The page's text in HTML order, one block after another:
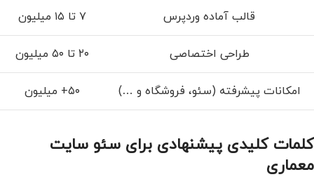
قالب آماده وردپرس ۷ تا ۱۵ میلیون
طراحی اختصاصی ۲۰ تا ۵۰ میلیون
امکانات پیشرفته (سئو، فروشگاه و …) ۵۰+ میلیون
کلمات کلیدی پیشنهادی برای سئو سایت
معماری